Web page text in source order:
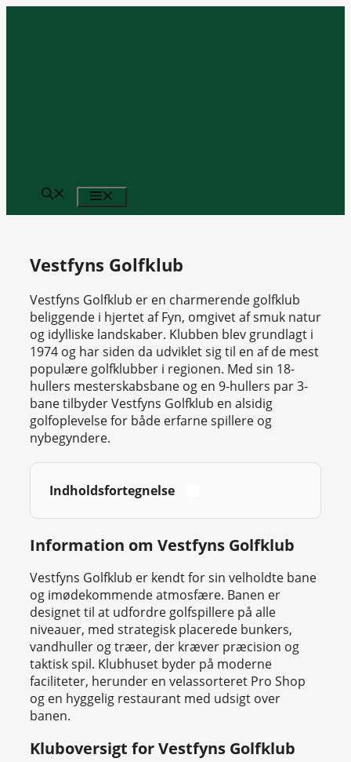
Vestfyns Golfklub
Vestfyns Golfklub er en charmerende golfklub
beliggende i hjertet af Fyn, omgivet af smuk natur
og idylliske landskaber. Klubben blev grundlagt i
1974 og har siden da udviklet sig til en af de mest
populære golfklubber i regionen. Med sin 18-
hullers mesterskabsbane og en 9-hullers par 3-
bane tilbyder Vestfyns Golfklub en alsidig
golfoplevelse for både erfarne spillere og
nybegyndere.
Indholdsfortegnelse
Information om Vestfyns Golfklub
Vestfyns Golfklub er kendt for sin velholdte bane
og imødekommende atmosfære. Banen er
designet til at udfordre golfspillere på alle
niveauer, med strategisk placerede bunkers,
vandhuller og træer, der kræver præcision og
taktisk spil. Klubhuset byder på moderne
faciliteter, herunder en velassorteret Pro Shop
og en hyggelig restaurant med udsigt over
banen.
Kluboversigt for Vestfyns Golfklub